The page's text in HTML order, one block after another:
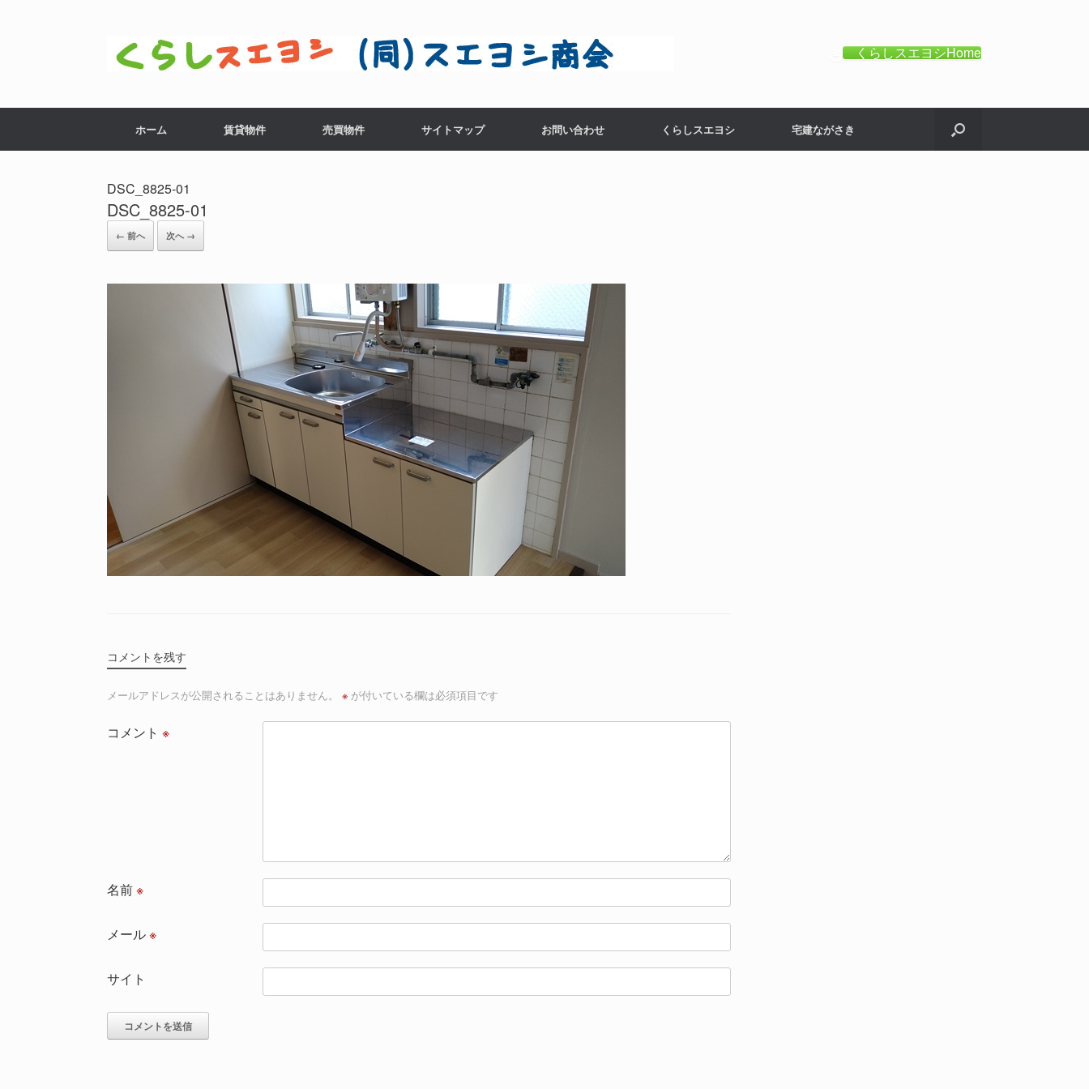
へ
くらしスエヨシHome
ホーム 賃貸物件 売買物件 サイトマップ お問い合わせ くらしスエヨシ 宅建ながさき
DSC_8825-01
DSC_8825-01
← 前へ 次へ →
コメントを残す
メールアドレスが公開されることはありません。 ※ が付いている欄は必須項目です
コメント ※
名前※
メール※
サイト